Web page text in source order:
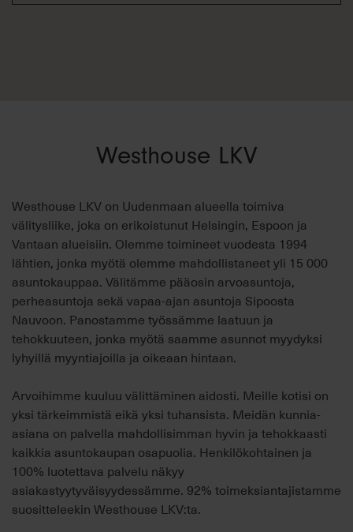
Westhouse LKV
Westhouse LKV on Uudenmaan alueella toimiva
välitysliike, joka on erikoistunut Helsingin, Espoon ja
Vantaan alueisiin. Olemme toimineet vuodesta 1994
lähtien, jonka myötä olemme mahdollistaneet yli 15 000
asuntokauppaa. Välitämme pääosin arvoasuntoja,
perheasuntoja sekä vapaa-ajan asuntoja Sipoosta
Nauvoon. Panostamme työssämme laatuun ja
tehokkuuteen, jonka myötä saamme asunnot myydyksi
lyhyillä myyntiajoilla ja oikeaan hintaan.
Arvoihimme kuuluu välittäminen aidosti. Meille kotisi on
yksi tärkeimmistä eikä yksi tuhansista. Meidän kunnia-
asiana on palvella mahdollisimman hyvin ja tehokkaasti
kaikkia asuntokaupan osapuolia. Henkilökohtainen ja
100% luotettava palvelu näkyy
asiakastyytyväisyydessämme. 92% toimeksiantajistamme
suositteleekin Westhouse LKV:ta.